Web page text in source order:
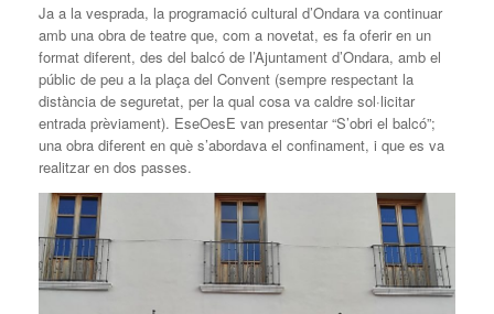
Ja a la vesprada, la programació cultural d’Ondara va continuar
amb una obra de teatre que, com a novetat, es fa oferir en un
format diferent, des del balcó de l’Ajuntament d’Ondara, amb el
públic de peu a la plaça del Convent (sempre respectant la
distància de seguretat, per la qual cosa va caldre sol·licitar
entrada prèviament). EseOesE van presentar “S’obri el balcó”;
una obra diferent en què s’abordava el confinament, i que es va
realitzar en dos passes.